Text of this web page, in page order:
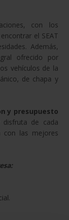
con los
el SEAT
Además,
ofrecido por
vehículos de la
de chapa y
y presupuesto
disfruta de cada
con las mejores